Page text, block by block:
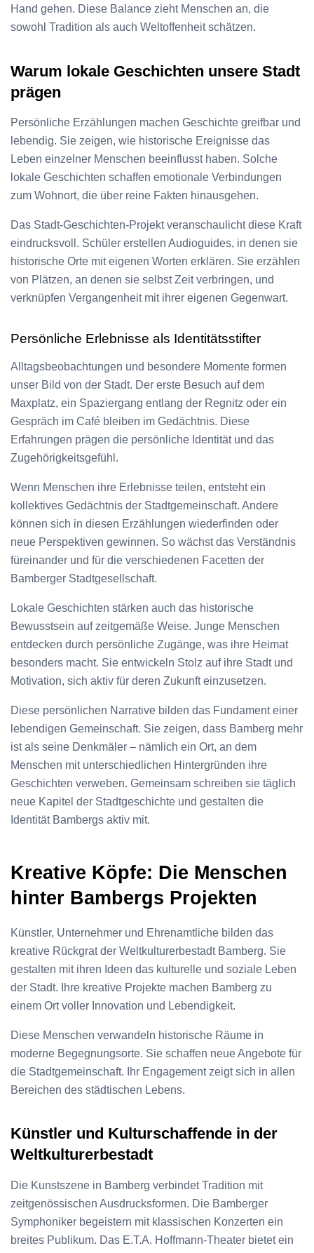
Hand gehen. Diese Balance zieht Menschen an, die
sowohl Tradition als auch Weltoffenheit schätzen.
Warum lokale Geschichten unsere Stadt
prägen
Persönliche Erzählungen machen Geschichte greifbar und
lebendig. Sie zeigen, wie historische Ereignisse das
Leben einzelner Menschen beeinflusst haben. Solche
lokale Geschichten schaffen emotionale Verbindungen
zum Wohnort, die über reine Fakten hinausgehen.
Das Stadt-Geschichten-Projekt veranschaulicht diese Kraft
eindrucksvoll. Schüler erstellen Audioguides, in denen sie
historische Orte mit eigenen Worten erklären. Sie erzählen
von Plätzen, an denen sie selbst Zeit verbringen, und
verknüpfen Vergangenheit mit ihrer eigenen Gegenwart.
Persönliche Erlebnisse als Identitätsstifter
Alltagsbeobachtungen und besondere Momente formen
unser Bild von der Stadt. Der erste Besuch auf dem
Maxplatz, ein Spaziergang entlang der Regnitz oder ein
Gespräch im Café bleiben im Gedächtnis. Diese
Erfahrungen prägen die persönliche Identität und das
Zugehörigkeitsgefühl.
Wenn Menschen ihre Erlebnisse teilen, entsteht ein
kollektives Gedächtnis der Stadtgemeinschaft. Andere
können sich in diesen Erzählungen wiederfinden oder
neue Perspektiven gewinnen. So wächst das Verständnis
füreinander und für die verschiedenen Facetten der
Bamberger Stadtgesellschaft.
Lokale Geschichten stärken auch das historische
Bewusstsein auf zeitgemäße Weise. Junge Menschen
entdecken durch persönliche Zugänge, was ihre Heimat
besonders macht. Sie entwickeln Stolz auf ihre Stadt und
Motivation, sich aktiv für deren Zukunft einzusetzen.
Diese persönlichen Narrative bilden das Fundament einer
lebendigen Gemeinschaft. Sie zeigen, dass Bamberg mehr
ist als seine Denkmäler – nämlich ein Ort, an dem
Menschen mit unterschiedlichen Hintergründen ihre
Geschichten verweben. Gemeinsam schreiben sie täglich
neue Kapitel der Stadtgeschichte und gestalten die
Identität Bambergs aktiv mit.
Kreative Köpfe: Die Menschen
hinter Bambergs Projekten
Künstler, Unternehmer und Ehrenamtliche bilden das
kreative Rückgrat der Weltkulturerbestadt Bamberg. Sie
gestalten mit ihren Ideen das kulturelle und soziale Leben
der Stadt. Ihre kreative Projekte machen Bamberg zu
einem Ort voller Innovation und Lebendigkeit.
Diese Menschen verwandeln historische Räume in
moderne Begegnungsorte. Sie schaffen neue Angebote für
die Stadtgemeinschaft. Ihr Engagement zeigt sich in allen
Bereichen des städtischen Lebens.
Künstler und Kulturschaffende in der
Weltkulturerbestadt
Die Kunstszene in Bamberg verbindet Tradition mit
zeitgenössischen Ausdrucksformen. Die Bamberger
Symphoniker begeistern mit klassischen Konzerten ein
breites Publikum. Das E.T.A. Hoffmann-Theater bietet ein